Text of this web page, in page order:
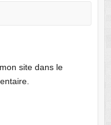
site dans le